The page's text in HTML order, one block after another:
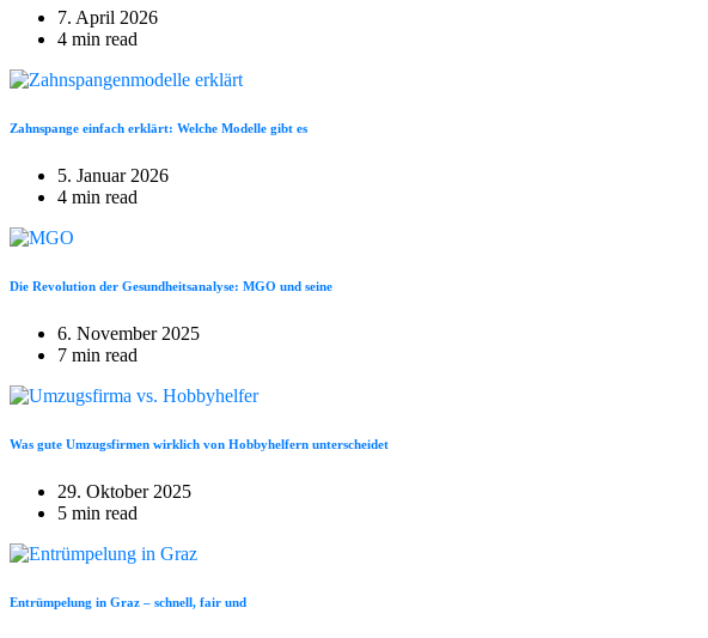
7. April 2026
4 min read
Zahnspange einfach erklärt: Welche Modelle gibt es
5. Januar 2026
4 min read
Die Revolution der Gesundheitsanalyse: MGO und seine
6. November 2025
7 min read
Was gute Umzugsfirmen wirklich von Hobbyhelfern unterscheidet
29. Oktober 2025
5 min read
Entrümpelung in Graz – schnell, fair und